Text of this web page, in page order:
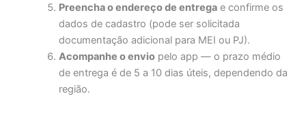
Preencha o endereço de entrega e confirme os
dados de cadastro (pode ser solicitada
documentação adicional para MEI ou PJ).
Acompanhe o envio pelo app — o prazo médio
de entrega é de 5 a 10 dias úteis, dependendo da
região.